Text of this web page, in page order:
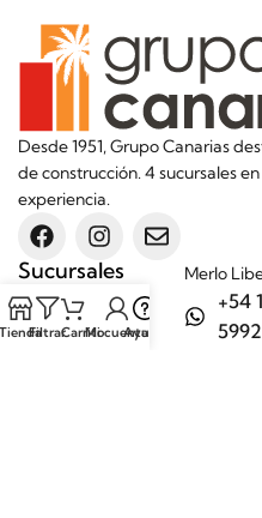
Desde 1951, Grupo Canarias
de construcción. 4 sucursales
experiencia.
Sucursales Merlo
+54
5992
FiltrarCarritoMi cuenta
Ayuda